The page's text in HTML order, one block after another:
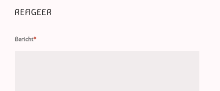
REAGEER
Bericht*